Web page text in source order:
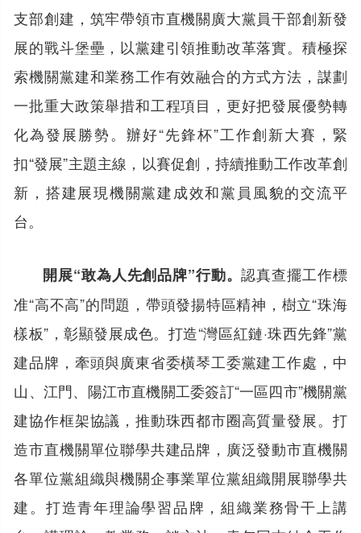
支部創建，筑牢帶領市直機關廣大黨員干部創新發
展的戰斗堡壘，以黨建引領推動改革落實。積極探
索機關黨建和業務工作有效融合的方式方法，謀劃
一批重大政策舉措和工程項目，更好把發展優勢轉
化為發展勝勢。辦好“先鋒杯”工作創新大賽，緊
扣“發展”主題主線，以賽促創，持續推動工作改革創
新，搭建展現機關黨建成效和黨員風貌的交流平
台。
開展“敢為人先創品牌”行動。認真查擺工作標
准“高不高”的問題，帶頭發揚特區精神，樹立“珠海
樣板”，彰顯發展成色。打造“灣區紅鏈·珠西先鋒”黨
建品牌，牽頭與廣東省委橫琴工委黨建工作處，中
山、江門、陽江市直機關工委簽訂“一區四市”機關黨
建協作框架協議，推動珠西都市圈高質量發展。打
造市直機關單位聯學共建品牌，廣泛發動市直機關
各單位黨組織與機關企事業單位黨組織開展聯學共
建。打造青年理論學習品牌，組織業務骨干上講